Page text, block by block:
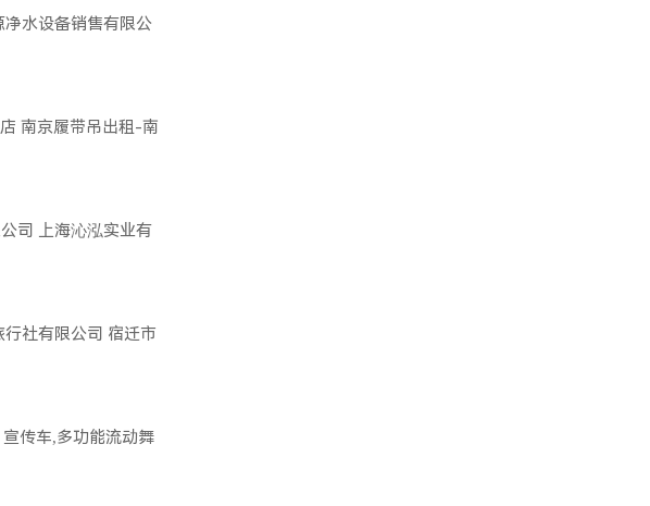
净水设备销售有限公
南京履带吊出租-南
司 上海沁泓实业有
社有限公司 宿迁市
传车,多功能流动舞